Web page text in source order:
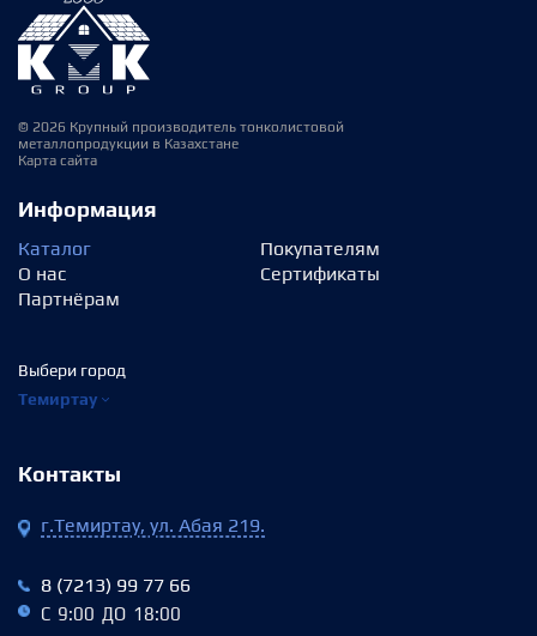
© 2026 Крупный производитель тонколистовой
металлопродукции в Казахстане
Карта сайта
Информация
Каталог
О нас
Партнёрам
Покупателям
Сертификаты
Выбери город
Темиртау
Контакты
г.Темиртау, ул. Абая 219.
8 (7213) 99 77 66
С 9:00 ДО 18:00